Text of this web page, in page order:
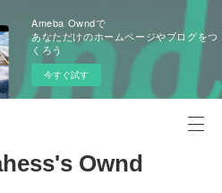
Ameba Owndで
あなただけのホームページやブログをつ
くろう
今すぐ試す
Ownd